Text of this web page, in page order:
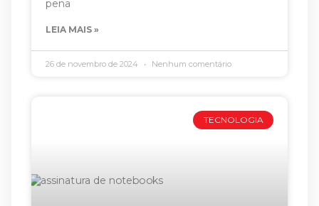
pena
LEIA MAIS »
26 de novembro de 2024 Nenhum comentário
TECNOLOGIA